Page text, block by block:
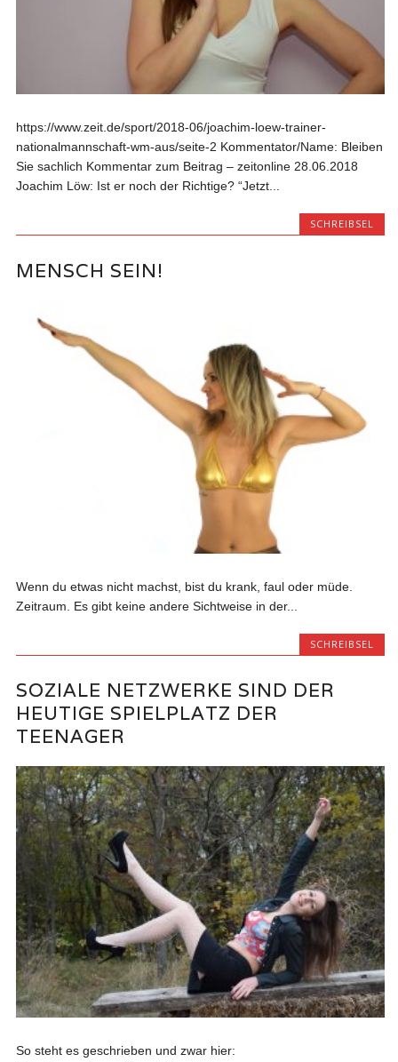
https://www.zeit.de/sport/2018-06/joachim-loew-trainer-
nationalmannschaft-wm-aus/seite-2 Kommentator/Name: Bleiben
Sie sachlich Kommentar zum Beitrag – zeitonline 28.06.2018
Joachim Löw: Ist er noch der Richtige? “Jetzt...
SCHREIBSEL
MENSCH SEIN!
Wenn du etwas nicht machst, bist du krank, faul oder müde.
Zeitraum. Es gibt keine andere Sichtweise in der...
SCHREIBSEL
SOZIALE NETZWERKE SIND DER
HEUTIGE SPIELPLATZ DER
TEENAGER
So steht es geschrieben und zwar hier: